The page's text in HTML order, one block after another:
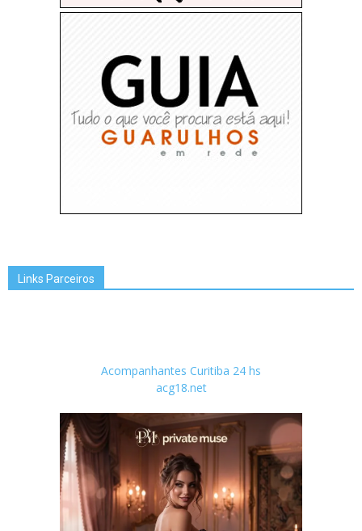
Links Parceiros
Acompanhantes Curitiba 24 hs
acg18.net